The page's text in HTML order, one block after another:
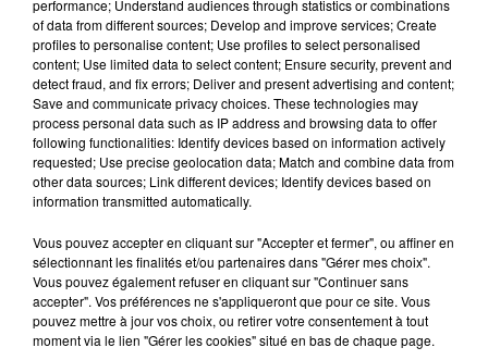
7 août 2026
NOS IDÉES DE SORTIE POUR CE WEEK-END
rendez-vous à ne pas manquer dans le coin. Que vous ayez
envie de voyager à l'autre bout du monde,...
performance; Understand audiences through statistics or combinations
of data from different sources; Develop and improve services; Create
profiles to personalise content; Use profiles to select personalised
content; Use limited data to select content; Ensure security, prevent and
detect fraud, and fix errors; Deliver and present advertising and content;
Save and communicate privacy choices. These technologies may
process personal data such as IP address and browsing data to offer
following functionalities: Identify devices based on information actively
requested; Use precise geolocation data; Match and combine data from
other data sources; Link different devices; Identify devices based on
information transmitted automatically.
Vous pouvez accepter en cliquant sur "Accepter et fermer", ou affiner en
sélectionnant les finalités et/ou partenaires dans "Gérer mes choix".
Vous pouvez également refuser en cliquant sur "Continuer sans
accepter". Vos préférences ne s'appliqueront que pour ce site. Vous
pouvez mettre à jour vos choix, ou retirer votre consentement à tout
moment via le lien "Gérer les cookies" situé en bas de chaque page.